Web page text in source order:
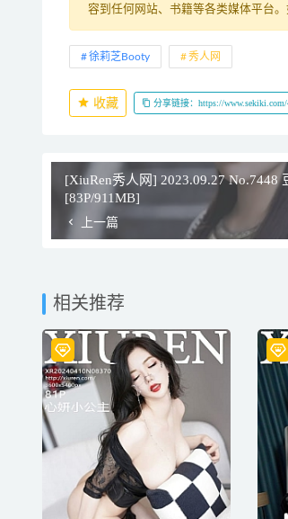
容到任何网站、书籍等各类媒体平台
徐莉芝Booty 秀人网
收藏 分享链接：https://www.sekiki.com/
[XiuRen秀人网] 2023.09.27 No.7448
[83P/911MB]
上一篇
相关推荐